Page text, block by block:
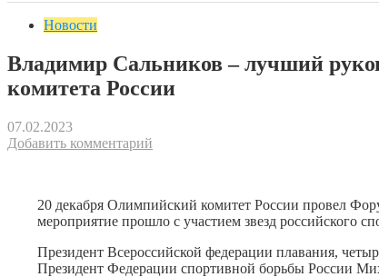
Новости
Владимир Сальников – лучший
комитета России
07.02.2023
Добавить комментарий
20 декабря Олимпийский комитет России провел
мероприятие прошло с участием звезд российского
Президент Всероссийской федерации плавания,
Президент Федерации спортивной борьбы России